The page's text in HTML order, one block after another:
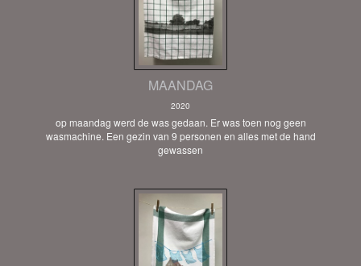
MAANDAG
2020
op maandag werd de was gedaan. Er was toen nog geen
wasmachine. Een gezin van 9 personen en alles met de hand
gewassen